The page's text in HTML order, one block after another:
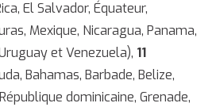
El Salvador, Équateur,
Mexique, Nicaragua, Panama,
et Venezuela), 11
Bahamas, Barbade, Belize,
dominicaine, Grenade,